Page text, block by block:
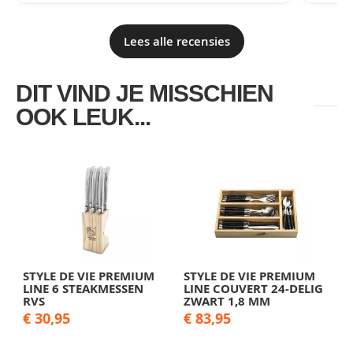
Lees alle recensies
DIT VIND JE MISSCHIEN
OOK LEUK...
STYLE DE VIE PREMIUM
LINE 6 STEAKMESSEN
RVS
€ 30,95
STYLE DE VIE PREMIUM
LINE COUVERT 24-DELIG
ZWART 1,8 MM
€ 83,95